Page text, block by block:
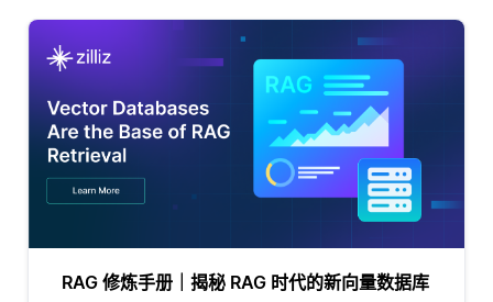
RAG 修炼手册｜揭秘 RAG 时代的新向量数据库